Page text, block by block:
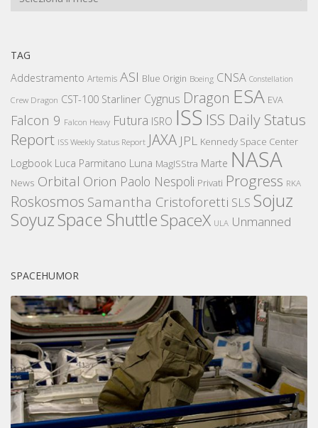
TAG
Addestramento Artemis ASI Blue Origin Boeing CNSA Constellation
Crew Dragon CST-100 Starliner Cygnus Dragon ESA EVA
Falcon 9 Falcon Heavy Futura ISRO ISS ISS Daily Status
Report ISS Weekly Status Report JAXA JPL Kennedy Space Center
Logbook Luca Parmitano Luna MagISStra Marte NASA
News Orbital Orion Paolo Nespoli Privati Progress RKA
Roskosmos Samantha Cristoforetti SLS Sojuz
SoyuzSpace ShuttleSpaceX ULA Unmanned
SPACEHUMOR